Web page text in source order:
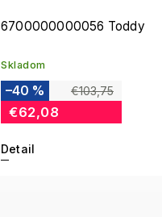
6700000000056 Toddy
Skladom
€103,75
–40 %
€62,08
Detail